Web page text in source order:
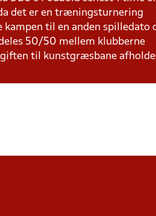
det er en træningsturnering
kampen til en anden
50/50 mellem klubberne
til kunstgræsbane